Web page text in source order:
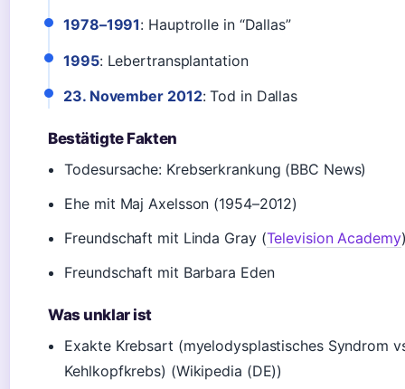
1978–1991: Hauptrolle in “Dallas”
1995: Lebertransplantation
23. November 2012: Tod in Dallas
Bestätigte Fakten
Todesursache: Krebserkrankung (BBC News)
Ehe mit Maj Axelsson (1954–2012)
Freundschaft mit Linda Gray (Television Academy
Freundschaft mit Barbara Eden
Was unklar ist
Exakte Krebsart (myelodysplastisches Syndrom
Kehlkopfkrebs) (Wikipedia (DE))